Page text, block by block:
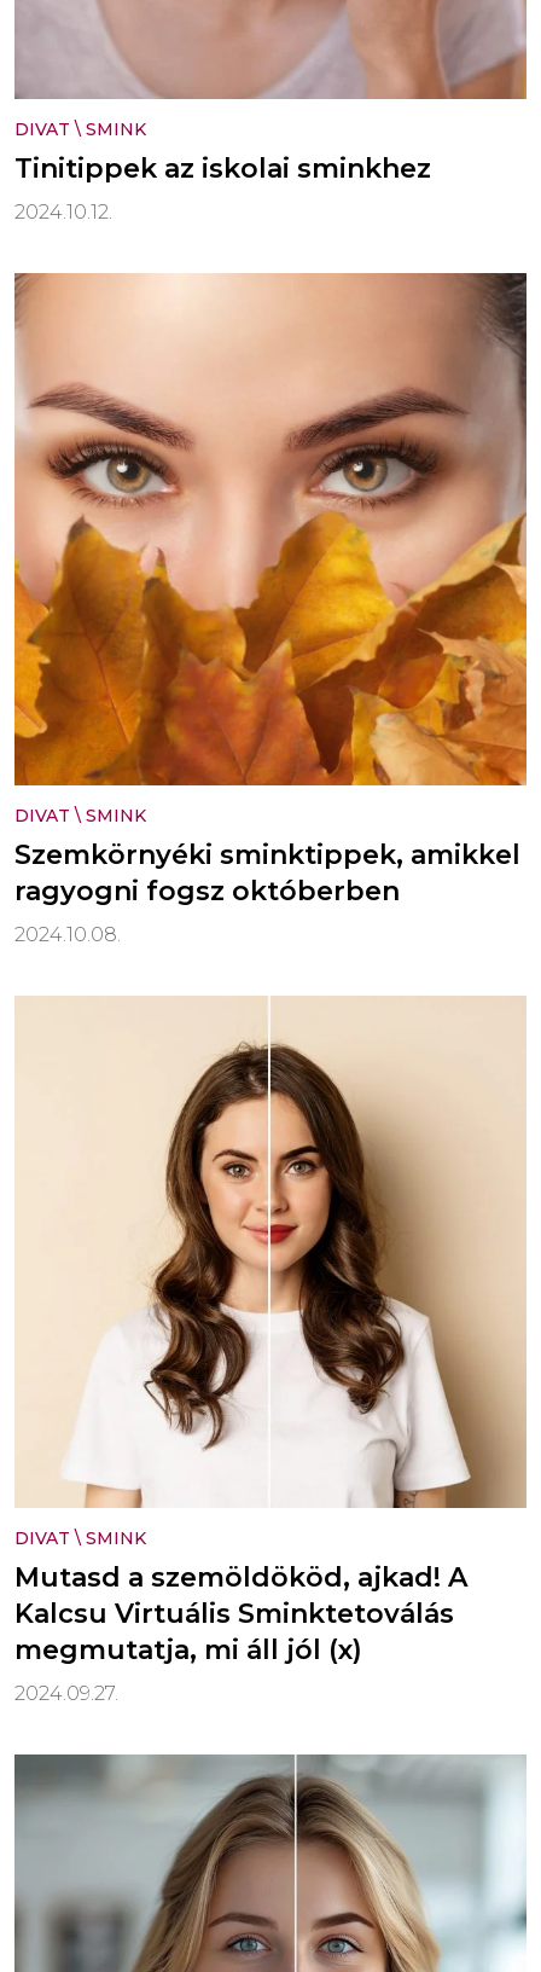
DIVAT \ SMINK
Tinitippek az iskolai sminkhez
2024.10.12.
DIVAT \ SMINK
Szemkörnyéki sminktippek, amikkel
ragyogni fogsz októberben
2024.10.08.
DIVAT \ SMINK
Mutasd a szemöldököd, ajkad! A
Kalcsu Virtuális Sminktetoválás
megmutatja, mi áll jól (x)
2024.09.27.